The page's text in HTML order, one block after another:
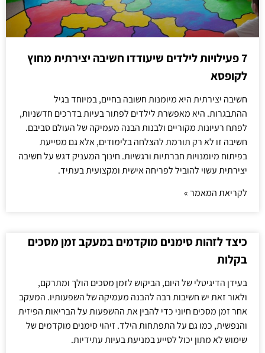
7 פעילויות לילדים שיעודדו חשיבה יצירתית מחוץ
לקופסא
חשיבה יצירתית היא מיומנות חשובה בחיים, במיוחד בגיל
ההתבגרות. היא מאפשרת לילדים לפתור בעיות בדרכים חדשניות,
לפתח רעיונות מקוריים ולבנות הבנה מעמיקה של העולם סביבם.
חשיבה זו לא רק תורמת להצלחה בלימודים, אלא גם מסייעת
בפיתוח מיומנויות חברתיות ורגשיות. חינוך המעניק דגש על חשיבה
יצירתית עשוי להוביל לפריחה אישית ומקצועית בעתיד.
לקריאת המאמר »
כיצד לזהות סימנים מוקדמים במעקב זמן מסכים
בקלות
בעידן הדיגיטלי של היום, הביקוש לזמן מסכים הולך ומתרקם,
ולאור זאת יש חשיבות רבה להבנה מעמיקה של השפעותיו. המעקב
אחר זמן מסכים חיוני כדי להבין את ההשפעות על הבריאות הפיזית
והנפשית, כמו גם על התפתחות הילד. זיהוי סימנים מוקדמים של
שימוש לא מתון יכול לסייע במניעת בעיות עתידיות.